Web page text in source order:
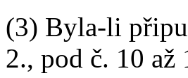
(3) Byla-li
2., pod č. 10